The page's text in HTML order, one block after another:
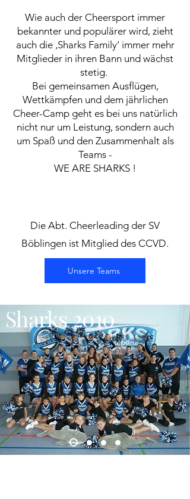
Wie auch der Cheersport immer
bekannter und populärer wird, zieht
auch die ‚Sharks Family‘ immer mehr
Mitglieder in ihren Bann und wächst
stetig.
Bei gemeinsamen Ausflügen,
Wettkämpfen und dem jährlichen
Cheer-Camp geht es bei uns natürlich
nicht nur um Leistung, sondern auch
um Spaß und den Zusammenhalt als
Teams -
WE ARE SHARKS !
Die Abt. Cheerleading der SV
Böblingen ist Mitglied des CCVD.
Unsere Teams
Sharks 2010